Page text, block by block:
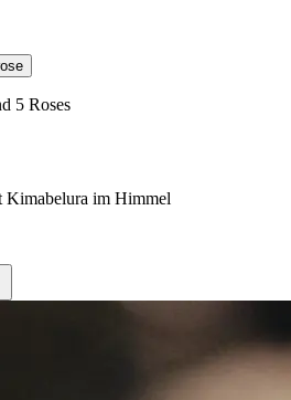
5 Roses
Kimabelura im Himmel